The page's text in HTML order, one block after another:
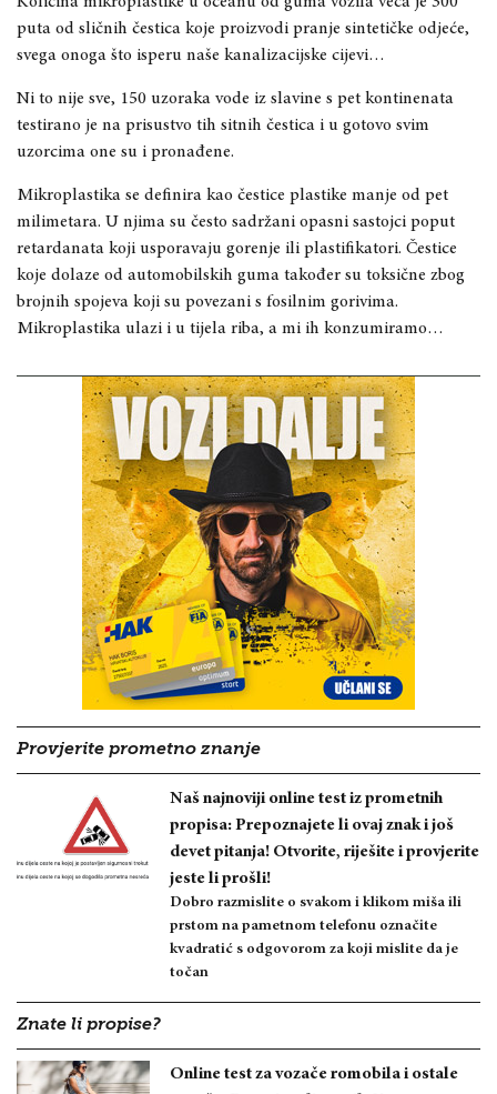
puta od sličnih čestica koje proizvodi pranje sintetičke odjeće,
svega onoga što isperu naše kanalizacijske cijevi…
Ni to nije sve, 150 uzoraka vode iz slavine s pet kontinenata
testirano je na prisustvo tih sitnih čestica i u gotovo svim
uzorcima one su i pronađene.
Mikroplastika se definira kao čestice plastike manje od pet
milimetara. U njima su često sadržani opasni sastojci poput
retardanata koji usporavaju gorenje ili plastifikatori. Čestice
koje dolaze od automobilskih guma također su toksične zbog
brojnih spojeva koji su povezani s fosilnim gorivima.
Mikroplastika ulazi i u tijela riba, a mi ih konzumiramo…
Provjerite prometno znanje
Naš najnoviji online test iz prometnih
propisa: Prepoznajete li ovaj znak i još
devet pitanja! Otvorite, riješite i provjerite
jeste li prošli!
Dobro razmislite o svakom i klikom miša ili
prstom na pametnom telefonu označite
kvadratić s odgovorom za koji mislite da je
točan
Znate li propise?
Online test za vozače romobila i ostale